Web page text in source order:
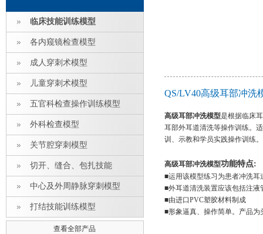
QS/LV40高级耳部冲洗
高级耳部冲洗模型是根据临床
耳部外耳道清洗等操作训练。
训、示教和学员实践操作训练。
高级耳部冲洗模型功能特点:
■运用该模型练习为患者冲洗
■外耳道清洗装置应该包括注
■由进口PVC塑胶材料制成
■形象逼真、操作简单。产品
临床技能训练模型
各内窥镜检查模型
成人穿刺术模型
儿童穿刺术模型
五官科检查操作训练模型
外科检查模型
关节腔穿刺模型
切开、缝合、包扎技能
中心及外周静脉穿刺模型
打结技能训练模型
查看全部产品